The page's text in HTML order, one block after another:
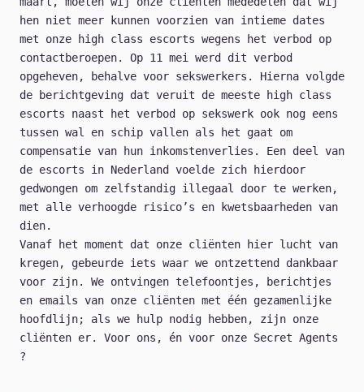
hen niet meer kunnen voorzien van intieme dates
met onze high class escorts wegens het verbod op
contactberoepen. Op 11 mei werd dit verbod
opgeheven, behalve voor sekswerkers. Hierna volgde
de berichtgeving dat veruit de meeste high class
escorts naast het verbod op sekswerk ook nog eens
tussen wal en schip vallen als het gaat om
compensatie van hun inkomstenverlies. Een deel van
de escorts in Nederland voelde zich hierdoor
gedwongen om zelfstandig illegaal door te werken,
met alle verhoogde risico’s en kwetsbaarheden van
dien.
Vanaf het moment dat onze cliënten hier lucht van
kregen, gebeurde iets waar we ontzettend dankbaar
voor zijn. We ontvingen telefoontjes, berichtjes
en emails van onze cliënten met één gezamenlijke
hoofdlijn; als we hulp nodig hebben, zijn onze
cliënten er. Voor ons, én voor onze Secret Agents
?